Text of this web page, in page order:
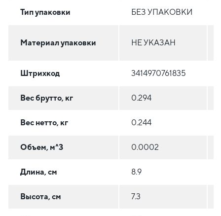
Тип упаковки БЕЗ УПАКОВКИ
Материал упаковки НЕ УКАЗАН
Штрихкод 3414970761835
Вес брутто, кг 0.294
Вес нетто, кг 0.244
Объем, м^3 0.0002
Длина, см 8.9
Высота, см 7.3